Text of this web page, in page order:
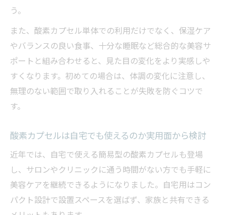
う。
また、酸素カプセル単体での利用だけでなく、保湿ケア
やバランスの良い食事、十分な睡眠など総合的な美容サ
ポートと組み合わせると、見た目の変化をより実感しや
すくなります。初めての場合は、体調の変化に注意し、
無理のない範囲で取り入れることが失敗を防ぐコツで
す。
酸素カプセルは自宅でも使えるのか実用面から検討
近年では、自宅で使える簡易型の酸素カプセルも登場
し、サロンやクリニックに通う時間がない方でも手軽に
美容ケアを継続できるようになりました。自宅用はコン
パクト設計で設置スペースを選ばず、家族と共有できる